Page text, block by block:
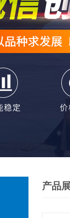
产品